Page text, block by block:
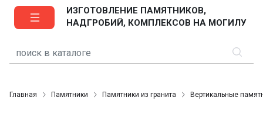
ИЗГОТОВЛЕНИЕ ПАМЯТНИКОВ,
НАДГРОБИЙ, КОМПЛЕКСОВ НА МОГИЛУ
Главная Памятники Памятники из гранита Вертикальные